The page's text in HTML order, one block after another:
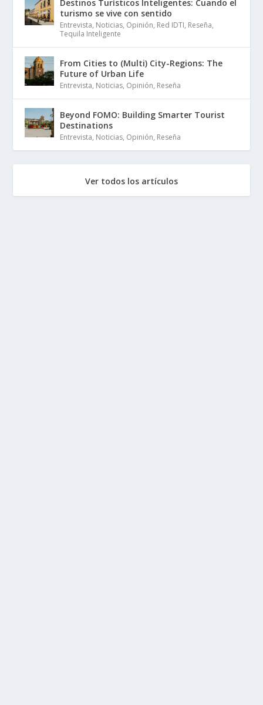
Destinos Turísticos Inteligentes: Cuando el
turismo se vive con sentido
Entrevista, Noticias, Opinión, Red IDTI, Reseña,
Tequila Inteligente
From Cities to (Multi) City-Regions: The
Future of Urban Life
Entrevista, Noticias, Opinión, Reseña
Beyond FOMO: Building Smarter Tourist
Destinations
Entrevista, Noticias, Opinión, Reseña
Ver todos los artículos